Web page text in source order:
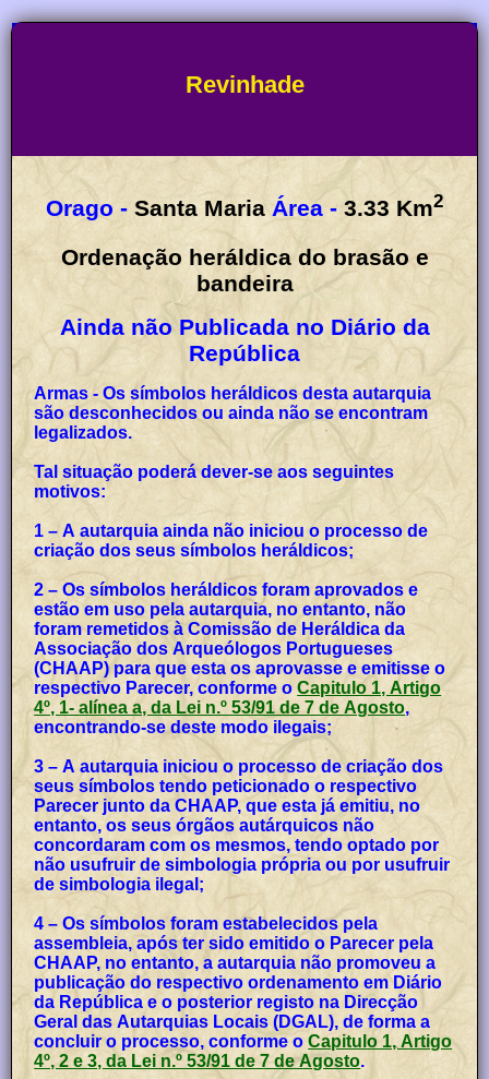
Revinhade
Orago - Santa Maria Área - 3.33 Km2
Ordenação heráldica do brasão e
bandeira
Ainda não Publicada no Diário da
República
Armas - Os símbolos heráldicos desta autarquia
são desconhecidos ou ainda não se encontram
legalizados.
Tal situação poderá dever-se aos seguintes
motivos:
1 – A autarquia ainda não iniciou o processo de
criação dos seus símbolos heráldicos;
2 – Os símbolos heráldicos foram aprovados e
estão em uso pela autarquia, no entanto, não
foram remetidos à Comissão de Heráldica da
Associação dos Arqueólogos Portugueses
(CHAAP) para que esta os aprovasse e emitisse o
respectivo Parecer, conforme oCapitulo 1, Artigo
4º, 1- alínea a, da Lei n.º 53/91 de 7 de Agosto,
encontrando-se deste modo ilegais;
3 – A autarquia iniciou o processo de criação dos
seus símbolos tendo peticionado o respectivo
Parecer junto da CHAAP, que esta já emitiu, no
entanto, os seus órgãos autárquicos não
concordaram com os mesmos, tendo optado por
não usufruir de simbologia própria ou por usufruir
de simbologia ilegal;
4 – Os símbolos foram estabelecidos pela
assembleia, após ter sido emitido o Parecer pela
CHAAP, no entanto, a autarquia não promoveu a
publicação do respectivo ordenamento em Diário
da República e o posterior registo na Direcção
Geral das Autarquias Locais (DGAL), de forma a
concluir o processo, conforme oCapitulo 1, Artigo
4º, 2 e 3, da Lei n.º 53/91 de 7 de Agosto.